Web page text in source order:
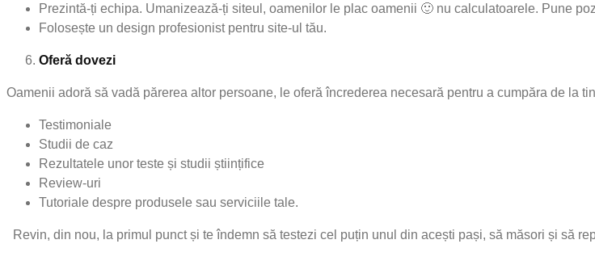
Prezintă-ți echipa. Umanizează-ți siteul, oamenilor le plac oamenii 🙂 nu calculatoarele. Pune
Folosește un design profesionist pentru site-ul tău.
Oferă dovezi
Oamenii adoră să vadă părerea altor persoane, le oferă încrederea necesară pentru a cumpăra de la
Testimoniale
Studii de caz
Rezultatele unor teste și studii științifice
Review-uri
Tutoriale despre produsele sau serviciile tale.
Revin, din nou, la primul punct și te îndemn să testezi cel puțin unul din acești pași, să măsori și să